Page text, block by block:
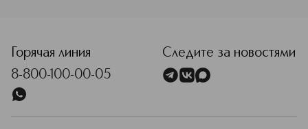
Горячая линия
8-800-100-00-05
Следите за новостями